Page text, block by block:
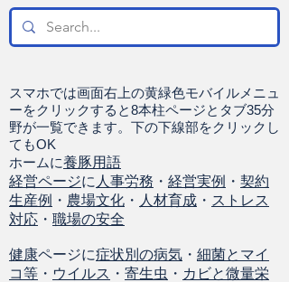
スマホでは画面右上の黄緑色モバイルメニュ
ーをクリックすると8本柱ページとタブ35分
野が一覧できます。下の下線部をクリックし
てもOK
ホームに養豚用語
経営ページに 人事労務 ・ 経営実例 ・ 契約
生産例 ・ 農場文化 ・ 人材育成 ・ ストレス
対応 ・ 職場の安全
健康ページに症状別の病気 ・ 細菌とマイ
コ等 ・ ウイルス ・ 寄生虫 ・ カビと微量栄